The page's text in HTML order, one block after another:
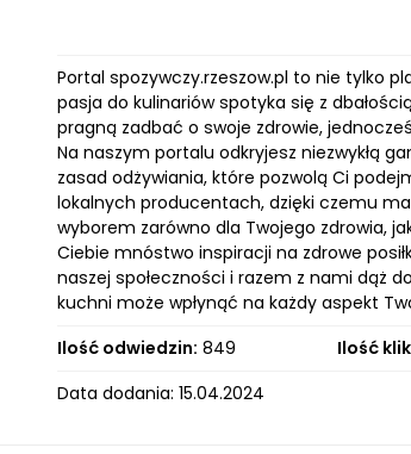
Portal spozywczy.rzeszow.pl to nie tylko
pasja do kulinariów spotyka się z
pragną zadbać o swoje zdrowie,
Na naszym portalu odkryjesz niezwykłą
zasad odżywiania, które pozwolą Ci
lokalnych producentach, dzięki czemu
wyborem zarówno dla Twojego zdrowia,
Ciebie mnóstwo inspiracji na zdrowe
naszej społeczności i razem z nami dąż
kuchni może wpłynąć na każdy aspekt
Ilość odwiedzin: 849 Ilość
Data dodania: 15.04.2024